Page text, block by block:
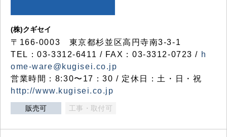
(株)クギセイ
〒166-0003 東京都杉並区高円寺南3-3-1
TEL：03-3312-6411 / FAX：03-3312-0723 / h
ome-ware@kugisei.co.jp
営業時間：8:30〜17：30 / 定休日：土・日・祝
http://www.kugisei.co.jp
販売可 工事・取付可